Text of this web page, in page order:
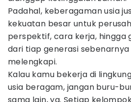
Padahal, keberagaman usia
kekuatan besar untuk
perspektif, cara kerja, hingga
dari tiap generasi sebenarnya
melengkapi.
Kalau kamu bekerja di
usia beragam, jangan buru-